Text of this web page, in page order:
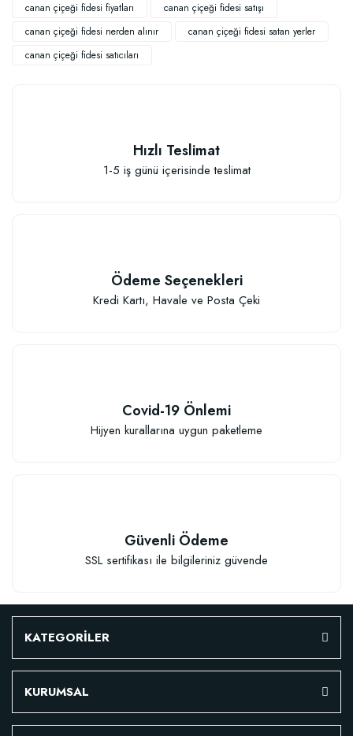
Sebze ve Çiçek Fidesi Dikim Gübresi (50 Fide İçin)
Sepete Ekle
52,18 TL
canan çiçeği fidesi fiyatları
canan çiçeği fidesi satışı
canan çiçeği fidesi nerden alınır
canan çiçeği fidesi satan yerler
canan çiçeği fidesi satıcıları
Hızlı Teslimat
1-5 iş günü içerisinde teslimat
Ödeme Seçenekleri
Kredi Kartı, Havale ve Posta Çeki
Covid-19 Önlemi
Hijyen kurallarına uygun paketleme
Güvenli Ödeme
SSL sertifikası ile bilgileriniz güvende
KATEGORİLER
KURUMSAL